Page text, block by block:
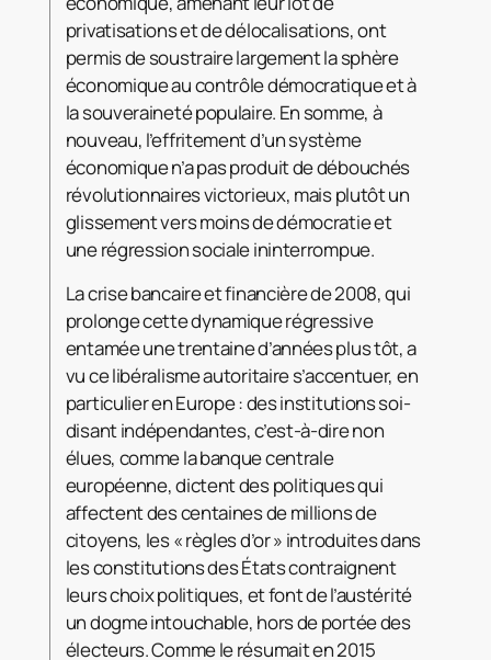
privatisations et de délocalisations, ont
permis de soustraire largement la sphère
économique au contrôle démocratique et à
la souveraineté populaire. En somme, à
nouveau, l’effritement d’un système
économique n’a pas produit de débouchés
révolutionnaires victorieux, mais plutôt un
glissement vers moins de démocratie et
une régression sociale ininterrompue.
La crise bancaire et financière de 2008, qui
prolonge cette dynamique régressive
entamée une trentaine d’années plus tôt, a
vu ce libéralisme autoritaire s’accentuer, en
particulier en Europe : des institutions soi-
disant indépendantes, c’est-à-dire non
élues, comme la banque centrale
européenne, dictent des politiques qui
affectent des centaines de millions de
citoyens, les « règles d’or » introduites dans
les constitutions des États contraignent
leurs choix politiques, et font de l’austérité
un dogme intouchable, hors de portée des
électeurs. Comme le résumait en 2015